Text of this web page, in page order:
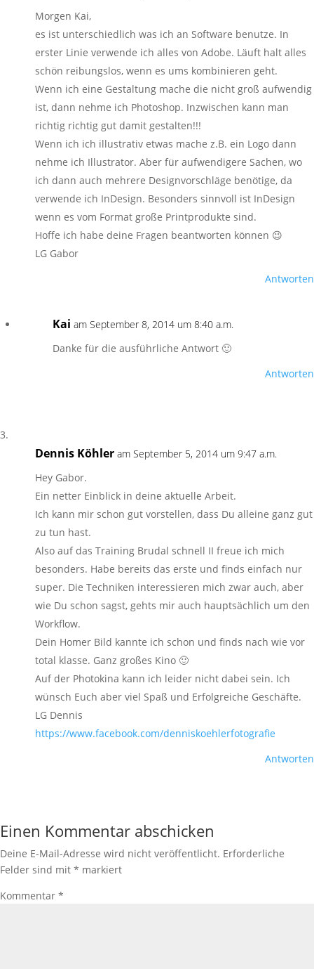
Morgen Kai,
es ist unterschiedlich was ich an Software benutze. In
erster Linie verwende ich alles von Adobe. Läuft halt alles
schön reibungslos, wenn es ums kombinieren geht.
Wenn ich eine Gestaltung mache die nicht groß aufwendig
ist, dann nehme ich Photoshop. Inzwischen kann man
richtig richtig gut damit gestalten!!!
Wenn ich ich illustrativ etwas mache z.B. ein Logo dann
nehme ich Illustrator. Aber für aufwendigere Sachen, wo
ich dann auch mehrere Designvorschläge benötige, da
verwende ich InDesign. Besonders sinnvoll ist InDesign
wenn es vom Format große Printprodukte sind.
Hoffe ich habe deine Fragen beantworten können 😉
LG Gabor
Antworten
Kai am September 8, 2014 um 8:40 a.m.
Danke für die ausführliche Antwort 🙂
Antworten
Dennis Köhler am September 5, 2014 um 9:47 a.m.
Hey Gabor.
Ein netter Einblick in deine aktuelle Arbeit.
Ich kann mir schon gut vorstellen, dass Du alleine ganz gut
zu tun hast.
Also auf das Training Brudal schnell II freue ich mich
besonders. Habe bereits das erste und finds einfach nur
super. Die Techniken interessieren mich zwar auch, aber
wie Du schon sagst, gehts mir auch hauptsächlich um den
Workflow.
Dein Homer Bild kannte ich schon und finds nach wie vor
total klasse. Ganz großes Kino 🙂
Auf der Photokina kann ich leider nicht dabei sein. Ich
wünsch Euch aber viel Spaß und Erfolgreiche Geschäfte.
LG Dennis
https://www.facebook.com/denniskoehlerfotografie
Antworten
Einen Kommentar abschicken
Deine E-Mail-Adresse wird nicht veröffentlicht. Erforderliche
Felder sind mit * markiert
Kommentar *